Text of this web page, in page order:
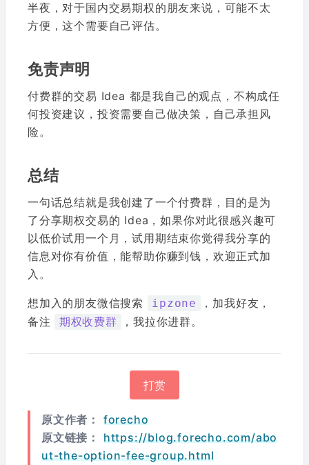
半夜，对于国内交易期权的朋友来说，可能不太
方便，这个需要自己评估。
免责声明
付费群的交易 Idea 都是我自己的观点，不构成任
何投资建议，投资需要自己做决策，自己承担风
险。
总结
一句话总结就是我创建了一个付费群，目的是为
了分享期权交易的 Idea，如果你对此很感兴趣可
以低价试用一个月，试用期结束你觉得我分享的
信息对你有价值，能帮助你赚到钱，欢迎正式加
入。
想加入的朋友微信搜索 ipzone
，加我好友，
备注
期权收费群 ，我拉你进群。
打赏
原文作者：
forecho
原文链接：
https://blog.forecho.com/abo
ut-the-option-fee-group.html